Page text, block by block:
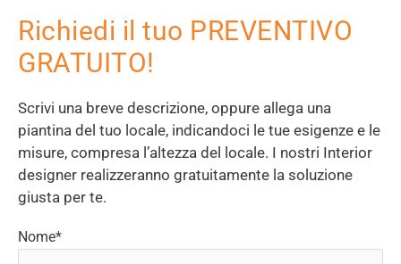
Richiedi il tuo PREVENTIVO
GRATUITO!
Scrivi una breve descrizione, oppure allega una
piantina del tuo locale, indicandoci le tue esigenze e le
misure, compresa l’altezza del locale. I nostri Interior
designer realizzeranno gratuitamente la soluzione
giusta per te.
Nome*